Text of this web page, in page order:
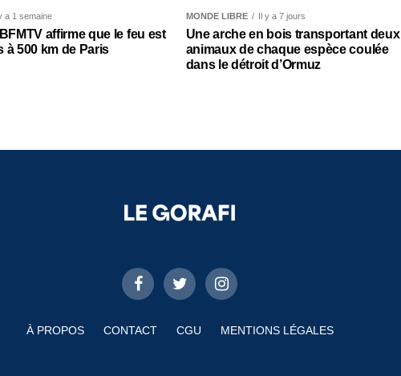
a 1 semaine
affirme que le feu est
à 500 km de Paris
MONDE LIBRE Il y a 7 jours
Une arche en bois transportant deux
animaux de chaque espèce coulée
dans le détroit d’Ormuz
À PROPOS CONTACT CGU MENTIONS LÉGALES